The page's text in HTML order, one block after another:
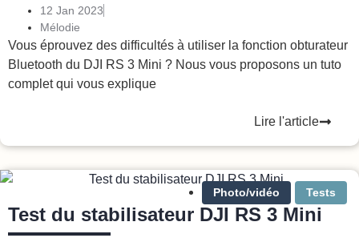
12 Jan 2023
Mélodie
Vous éprouvez des difficultés à utiliser la fonction obturateur
Bluetooth du DJI RS 3 Mini ? Nous vous proposons un tuto
complet qui vous explique
Lire l'article
Photo/vidéo Tests
Test du stabilisateur DJI RS 3 Mini